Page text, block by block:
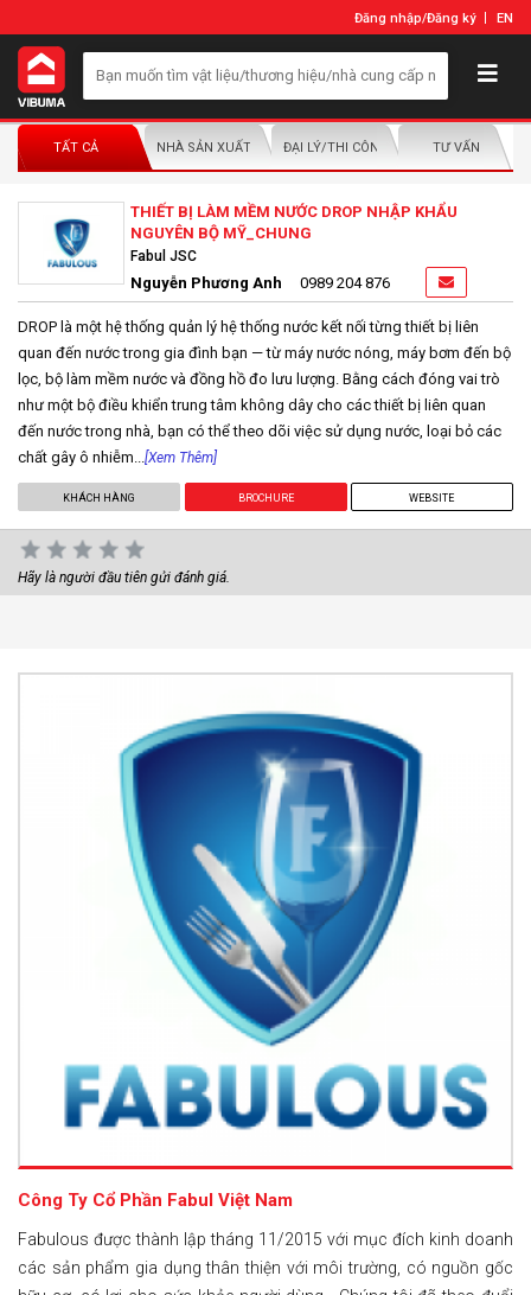
Đăng nhập/Đăng ký EN
TẤT CẢ NHÀ SẢN XUẤT/NHÀ PHÂN PHỐIĐẠI LÝ/THI CÔNG LẮP ĐẶTTƯ VẤN
THIẾT BỊ LÀM MỀM NƯỚC DROP NHẬP KHẨU
NGUYÊN BỘ MỸ_CHUNG
Fabul JSC
Nguyễn Phương Anh 0989 204 876
DROP là một hệ thống quản lý hệ thống nước kết nối từng thiết bị liên
quan đến nước trong gia đình bạn — từ máy nước nóng, máy bơm đến bộ
lọc, bộ làm mềm nước và đồng hồ đo lưu lượng. Bằng cách đóng vai trò
như một bộ điều khiển trung tâm không dây cho các thiết bị liên quan
đến nước trong nhà, bạn có thể theo dõi việc sử dụng nước, loại bỏ các
chất gây ô nhiễm... [Xem Thêm]
KHÁCH HÀNG BROCHURE WEBSITE
Hãy là người đầu tiên gửi đánh giá.
Công Ty Cổ Phần Fabul Việt Nam
Fabulous được thành lập tháng 11/2015 với mục đích kinh doanh
các sản phẩm gia dụng thân thiện với môi trường, có nguồn gốc